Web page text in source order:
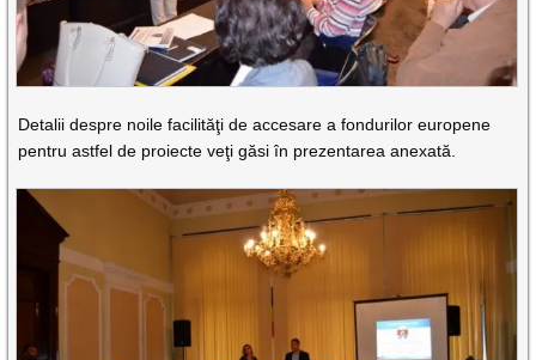
Detalii despre noile facilităţi de accesare a fondurilor europene
pentru astfel de proiecte veţi găsi în prezentarea anexată.